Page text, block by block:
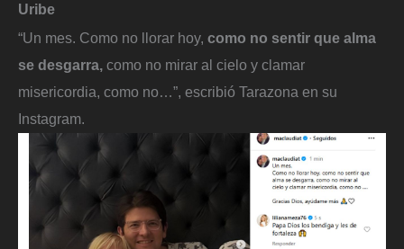
Uribe
“Un mes. Como no llorar hoy, como no sentir que alma
se desgarra, como no mirar al cielo y clamar
misericordia, como no…”, escribió Tarazona en su
Instagram.